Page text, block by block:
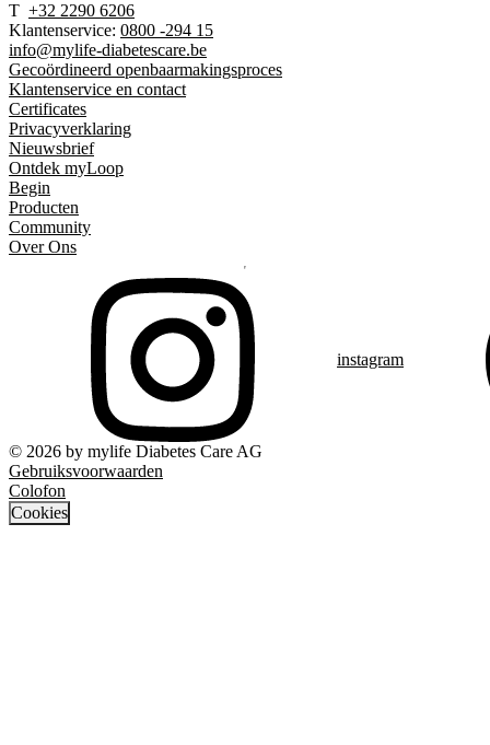
T +32 2290 6206
Klantenservice: 0800 -294 15
info@mylife-diabetescare.be
Gecoördineerd openbaarmakingsproces
Klantenservice en contact
Certificates
Privacyverklaring
Nieuwsbrief
Ontdek myLoop
Begin
Producten
Community
Over Ons
instagram
© 2026 by mylife Diabetes Care AG
Gebruiksvoorwaarden
Colofon
Cookies